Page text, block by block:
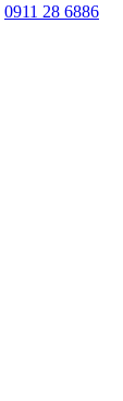
0911 28 6886